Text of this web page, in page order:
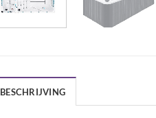
BESCHRIJVING